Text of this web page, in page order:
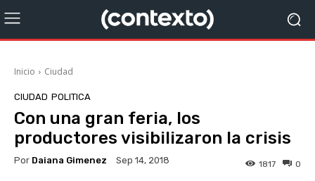
Inicio Ciudad
CIUDAD POLITICA
Con una gran feria, los
productores visibilizaron la crisis
Por Daiana Gimenez Sep 14, 2018 0
1817